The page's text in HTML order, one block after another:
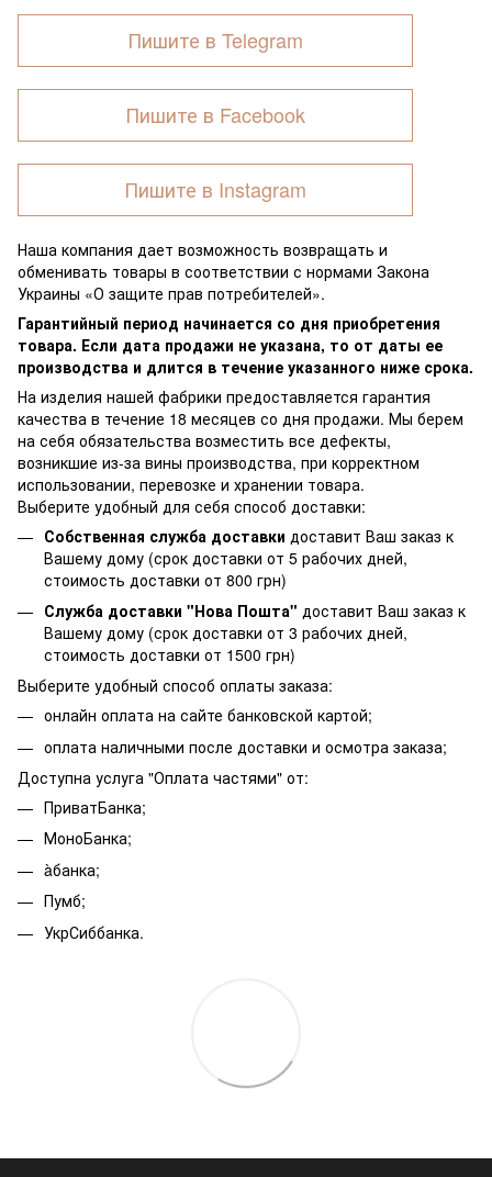
Пишите в Telegram
Пишите в Facebook
Пишите в Instagram
Наша компания дает возможность возвращать и
обменивать товары в соответствии с нормами Закона
Украины «О защите прав потребителей».
Гарантийный период начинается со дня приобретения
товара. Если дата продажи не указана, то от даты ее
производства и длится в течение указанного ниже срока.
На изделия нашей фабрики предоставляется гарантия
качества в течение 18 месяцев со дня продажи. Мы берем
на себя обязательства возместить все дефекты,
возникшие из-за вины производства, при корректном
использовании, перевозке и хранении товара.
Выберите удобный для себя способ доставки:
Собственная служба доставки доставит Ваш заказ к
Вашему дому (срок доставки от 5 рабочих дней,
стоимость доставки от 800 грн)
Служба доставки "Нова Пошта" доставит Ваш заказ к
Вашему дому (срок доставки от 3 рабочих дней,
стоимость доставки от 1500 грн)
Выберите удобный способ оплаты заказа:
онлайн оплата на сайте банковской картой;
оплата наличными после доставки и осмотра заказа;
Доступна услуга "Оплата частями" от:
ПриватБанка;
МоноБанка;
àбанка;
Пумб;
УкрСиббанка.